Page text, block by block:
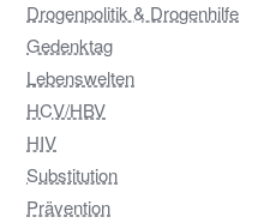
Drogenpolitik & Drogenhilfe
Gedenktag
Lebenswelten
HCV/HBV
HIV
Substitution
Prävention